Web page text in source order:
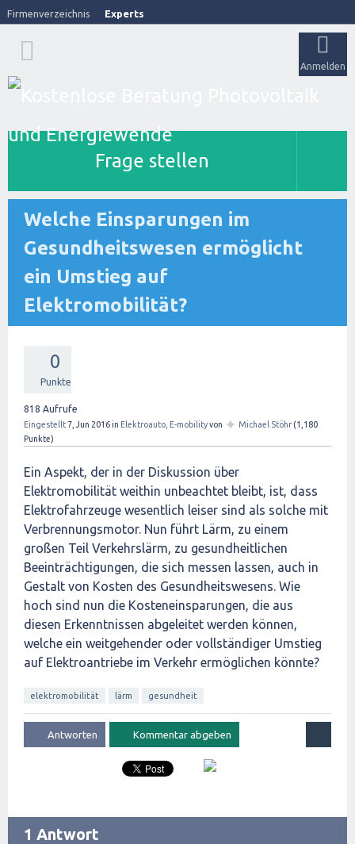
Firmenverzeichnis Experts
Anmelden
Frage stellen
Welche Einsparungen im
Gesundheitswesen ermöglicht
ein Umstieg auf
Elektromobilität?
0
Punkte
818 Aufrufe
Eingestellt7, Jun 2016in Elektroauto, E-mobilityvon ✦ Michael Stöhr (1,180
Punkte)
Ein Aspekt, der in der Diskussion über
Elektromobilität weithin unbeachtet bleibt, ist, dass
Elektrofahrzeuge wesentlich leiser sind als solche mit
Verbrennungsmotor. Nun führt Lärm, zu einem
großen Teil Verkehrslärm, zu gesundheitlichen
Beeinträchtigungen, die sich messen lassen, auch in
Gestalt von Kosten des Gesundheitswesens. Wie
hoch sind nun die Kosteneinsparungen, die aus
diesen Erkenntnissen abgeleitet werden können,
welche ein weitgehender oder vollständiger Umstieg
auf Elektroantriebe im Verkehr ermöglichen könnte?
elektromobilität lärm gesundheit
1 Antwort